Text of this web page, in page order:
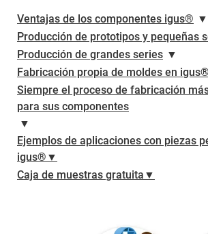
Ventajas de los componentes igus® ▼
Producción de prototipos y pequeñas
Producción de grandes series ▼
Fabricación propia de moldes en igus®
Siempre el proceso de fabricación
para sus componentes
▼
Ejemplos de aplicaciones con piezas
igus®▼
Caja de muestras gratuita▼